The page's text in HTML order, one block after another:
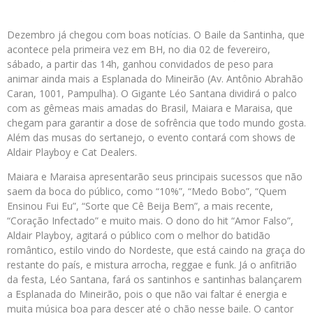
Dezembro já chegou com boas notícias. O Baile da Santinha, que
acontece pela primeira vez em BH, no dia 02 de fevereiro,
sábado, a partir das 14h, ganhou convidados de peso para
animar ainda mais a Esplanada do Mineirão (Av. Antônio Abrahão
Caran, 1001, Pampulha). O Gigante Léo Santana dividirá o palco
com as gêmeas mais amadas do Brasil, Maiara e Maraisa, que
chegam para garantir a dose de sofrência que todo mundo gosta.
Além das musas do sertanejo, o evento contará com shows de
Aldair Playboy e Cat Dealers.
Maiara e Maraisa apresentarão seus principais sucessos que não
saem da boca do público, como “10%”, “Medo Bobo”, “Quem
Ensinou Fui Eu”, “Sorte que Cê Beija Bem”, a mais recente,
“Coração Infectado” e muito mais. O dono do hit “Amor Falso”,
Aldair Playboy, agitará o público com o melhor do batidão
romântico, estilo vindo do Nordeste, que está caindo na graça do
restante do país, e mistura arrocha, reggae e funk. Já o anfitrião
da festa, Léo Santana, fará os santinhos e santinhas balançarem
a Esplanada do Mineirão, pois o que não vai faltar é energia e
muita música boa para descer até o chão nesse baile. O cantor